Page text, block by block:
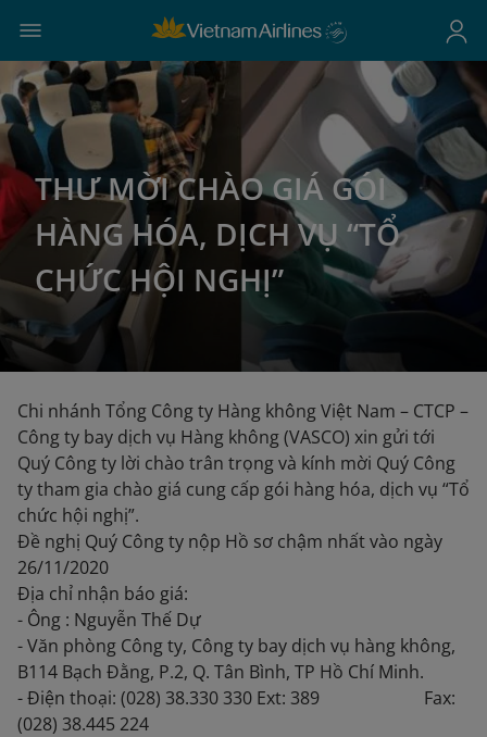
THƯ MỜI CHÀO GIÁ GÓI
HÀNG HÓA, DỊCH VỤ “TỔ
CHỨC HỘI NGHỊ”
Chi nhánh Tổng Công ty Hàng không Việt Nam – CTCP –
Công ty bay dịch vụ Hàng không (VASCO) xin gửi tới
Quý Công ty lời chào trân trọng và kính mời Quý Công
ty tham gia chào giá cung cấp gói hàng hóa, dịch vụ “Tổ
chức hội nghị”.
Đề nghị Quý Công ty nộp Hồ sơ chậm nhất vào ngày
26/11/2020
Địa chỉ nhận báo giá:
- Ông : Nguyễn Thế Dự
- Văn phòng Công ty, Công ty bay dịch vụ hàng không,
B114 Bạch Đằng, P.2, Q. Tân Bình, TP Hồ Chí Minh.
- Điện thoại: (028) 38.330 330 Ext: 389 Fax:
(028) 38.445 224